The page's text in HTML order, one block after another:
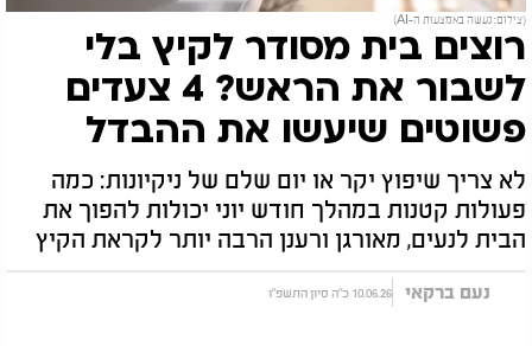
(צילום: נעשה באמצעות ה-AI)
רוצים בית מסודר לקיץ בלי
לשבור את הראש? 4 צעדים
פשוטים שיעשו את ההבדל
לא צריך שיפוץ יקר או יום שלם של ניקיונות: כמה
פעולות קטנות במהלך חודש יוני יכולות להפוך את
הבית לנעים, מאורגן ורענן הרבה יותר לקראת הקיץ
נעם ברקאי 10.06.26 כ"ה סיון התשפ"ו